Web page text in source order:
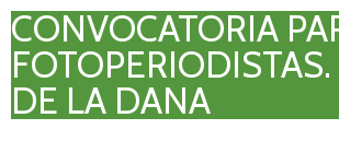
CONVOCATORIA
DE LA DANA